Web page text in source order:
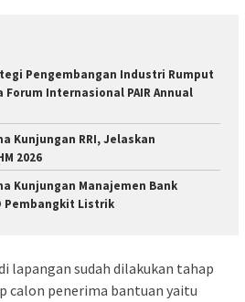
Pengembangan Industri Rumput
Internasional PAIR Annual
Kunjungan RRI, Jelaskan
2026
Kunjungan Manajemen Bank
Pembangkit Listrik
lapangan sudah dilakukan tahap
calon penerima bantuan yaitu